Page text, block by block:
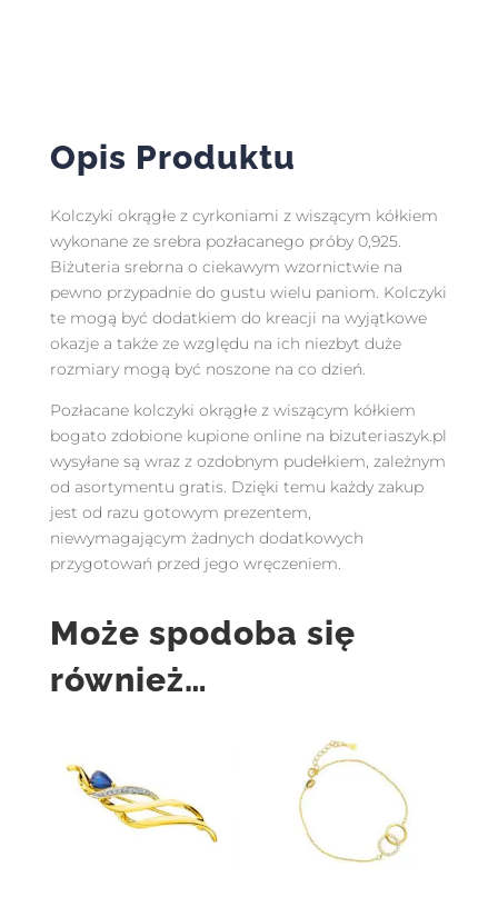
Opis Produktu
Kolczyki okrągłe z cyrkoniami z wiszącym kółkiem
wykonane ze srebra pozłacanego próby 0,925.
Biżuteria srebrna o ciekawym wzornictwie na
pewno przypadnie do gustu wielu paniom. Kolczyki
te mogą być dodatkiem do kreacji na wyjątkowe
okazje a także ze względu na ich niezbyt duże
rozmiary mogą być noszone na co dzień.
Pozłacane kolczyki okrągłe z wiszącym kółkiem
bogato zdobione kupione online na bizuteriaszyk.pl
wysyłane są wraz z ozdobnym pudełkiem, zależnym
od asortymentu gratis. Dzięki temu każdy zakup
jest od razu gotowym prezentem,
niewymagającym żadnych dodatkowych
przygotowań przed jego wręczeniem.
Może spodoba się
również…